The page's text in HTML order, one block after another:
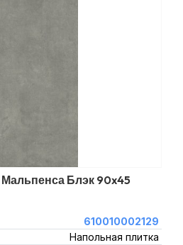
Блэк 90x45
610010002129
Напольная плитка